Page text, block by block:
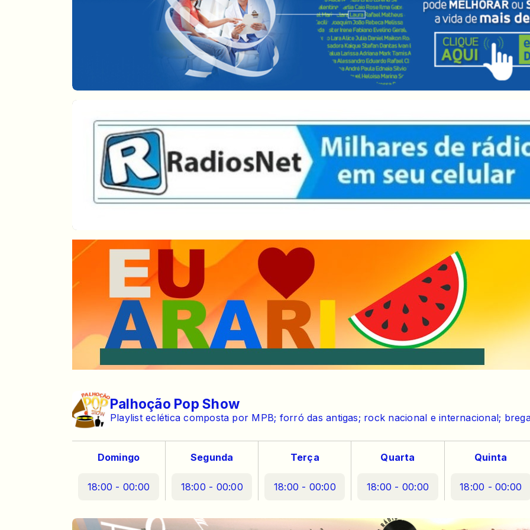
Palhoção Pop Show
Playlist eclética composta por MPB; forró das antigas; rock nacional e internacional;
Domingo
18:00 - 00:00
Segunda
18:00 - 00:00
Terça
18:00 - 00:00
Quarta
18:00 - 00:00
Quinta
18:00 - 00:00